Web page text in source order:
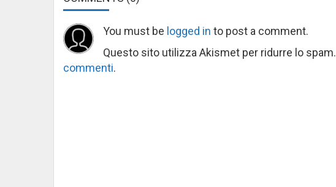
You must be logged in to post a comment.
Questo sito utilizza Akismet per ridurre lo spam.
commenti.